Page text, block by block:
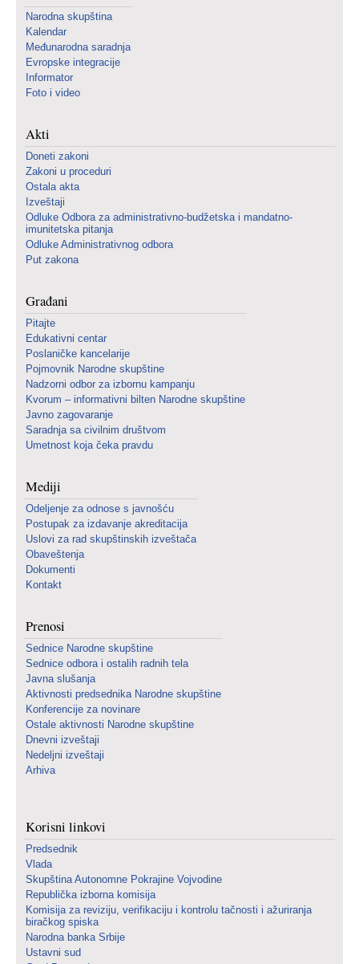
Narodna skupština
Kalendar
Međunarodna saradnja
Evropske integracije
Informator
Foto i video
Akti
Doneti zakoni
Zakoni u proceduri
Ostala akta
Izveštaji
Odluke Odbora za administrativno-budžetska i mandatno-
imunitetska pitanja
Odluke Administrativnog odbora
Put zakona
Građani
Pitajte
Edukativni centar
Poslaničke kancelarije
Pojmovnik Narodne skupštine
Nadzorni odbor za izbornu kampanju
Kvorum – informativni bilten Narodne skupštine
Javno zagovaranje
Saradnja sa civilnim društvom
Umetnost koja čeka pravdu
Mediji
Odeljenje za odnose s javnošću
Postupak za izdavanje akreditacija
Uslovi za rad skupštinskih izveštača
Obaveštenja
Dokumenti
Kontakt
Prenosi
Sednice Narodne skupštine
Sednice odbora i ostalih radnih tela
Javna slušanja
Aktivnosti predsednika Narodne skupštine
Konferencije za novinare
Ostale aktivnosti Narodne skupštine
Dnevni izveštaji
Nedeljni izveštaji
Arhiva
Korisni linkovi
Predsednik
Vlada
Skupština Autonomne Pokrajine Vojvodine
Republička izborna komisija
Komisija za reviziju, verifikaciju i kontrolu tačnosti i ažuriranja
biračkog spiska
Narodna banka Srbije
Ustavni sud